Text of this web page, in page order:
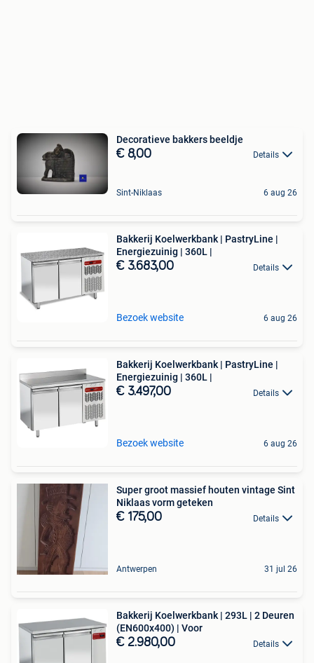
Decoratieve bakkers beeldje
€ 8,00 Details
Sint-Niklaas 6 aug 26
Bakkerij Koelwerkbank | PastryLine |
Energiezuinig | 360L |
€ 3.683,00 Details
Bezoek website 6 aug 26
Bakkerij Koelwerkbank | PastryLine |
Energiezuinig | 360L |
€ 3.497,00 Details
Bezoek website 6 aug 26
Super groot massief houten vintage Sint
Niklaas vorm geteken
€ 175,00 Details
Antwerpen 31 jul 26
Bakkerij Koelwerkbank | 293L | 2 Deuren
(EN600x400) | Voor
€ 2.980,00 Details